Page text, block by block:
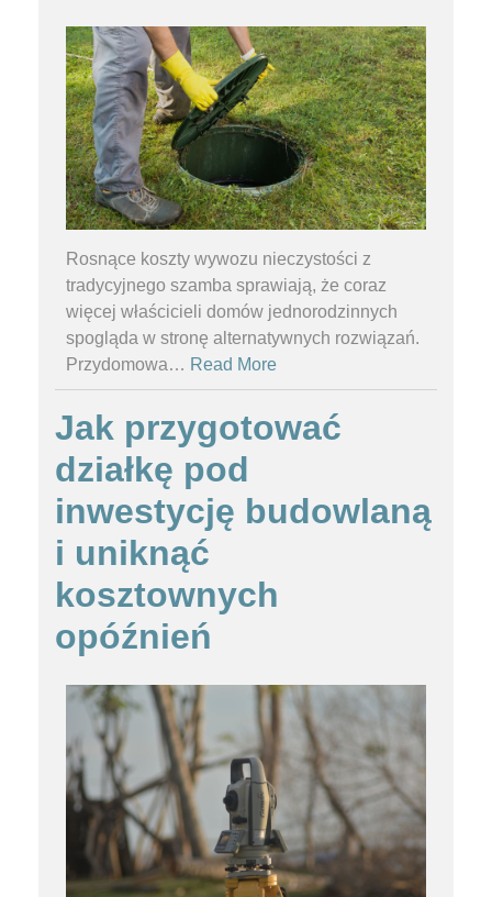
Rosnące koszty wywozu nieczystości z
tradycyjnego szamba sprawiają, że coraz
więcej właścicieli domów jednorodzinnych
spogląda w stronę alternatywnych rozwiązań.
Przydomowa… Read More
Jak przygotować
działkę pod
inwestycję budowlaną
i uniknąć
kosztownych
opóźnień